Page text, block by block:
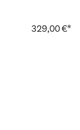
329,00 €*